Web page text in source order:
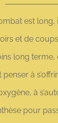
est long,
et de
long terme,
penser à
à
pour